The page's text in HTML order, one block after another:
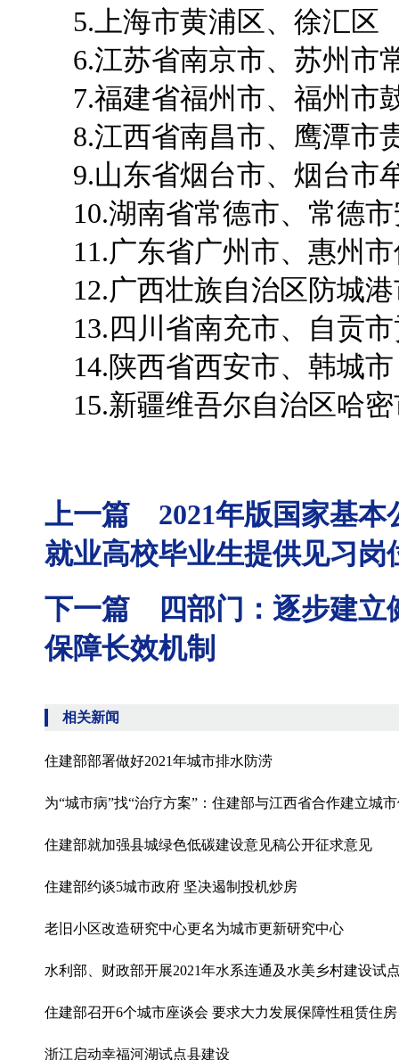
5.上海市黄浦区、徐汇区
6.江苏省南京市、苏州市
7.福建省福州市、福州市
8.江西省南昌市、鹰潭市
9.山东省烟台市、烟台市
10.湖南省常德市、常德
11.广东省广州市、惠州
12.广西壮族自治区防城
13.四川省南充市、自贡
14.陕西省西安市、韩城市
15.新疆维吾尔自治区哈
上一篇 2021年版国家基本
就业高校毕业生提供见习岗
下一篇 四部门：逐步建立
保障长效机制
相关新闻
住建部部署做好2021年城市排水防涝
为“城市病”找“治疗方案”：住建部与江西省合作建立城
住建部就加强县城绿色低碳建设意见稿公开征求意见
住建部约谈5城市政府 坚决遏制投机炒房
老旧小区改造研究中心更名为城市更新研究中心
水利部、财政部开展2021年水系连通及水美乡村建设试
住建部召开6个城市座谈会 要求大力发展保障性租赁住房
浙江启动幸福河湖试点县建设